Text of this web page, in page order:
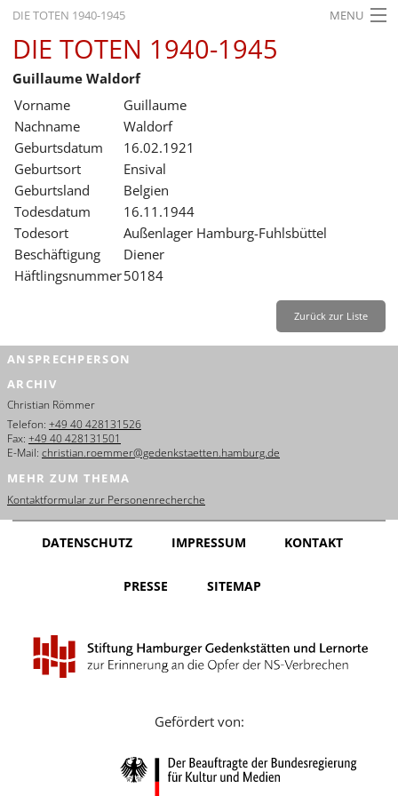
DIE TOTEN 1940-1945 MENU
STARTSEITE
AKTUELLES
AUSSTELLUNGEN
GESCHICHTE
BILDUNG
FORSCHUNG
SERVICE
Français
Dansk
Español
Nederlands
Português
Русский
Leichte Sprache
DIE TOTEN 1940-1945
Guillaume Waldorf
Vorname
Guillaume
Nachname
Waldorf
Geburtsdatum
16.02.1921
Geburtsort
Ensival
Geburtsland
Belgien
Todesdatum
16.11.1944
Todesort
Außenlager Hamburg-Fuhlsbüttel
Beschäftigung
Diener
Häftlingsnummer50184
Zurück zur Liste
ANSPRECHPERSON
ARCHIV
Christian Römmer
Telefon: +49 40 428131526
Fax: +49 40 428131501
E-Mail: christian.roemmer@gedenkstaetten.hamburg.de
MEHR ZUM THEMA
Kontaktformular zur Personenrecherche
DATENSCHUTZ IMPRESSUM KONTAKT
PRESSE SITEMAP
Gefördert von: